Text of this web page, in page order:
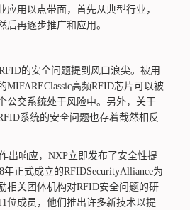
应用以点带面，首先从典型行业，
后再逐步推广和应用。
的安全问题提到风口浪尖。被用
MIFAREClassic高频RFID芯片可以被
公交系统处于风险中。另外，关于
系统的安全问题也存着截然相反
出响应，NXP立即发布了安全性提
正式成立的RFIDSecurityAlliance为
相关团体机构对RFID安全问题的研
位成员，他们推出许多新技术以提